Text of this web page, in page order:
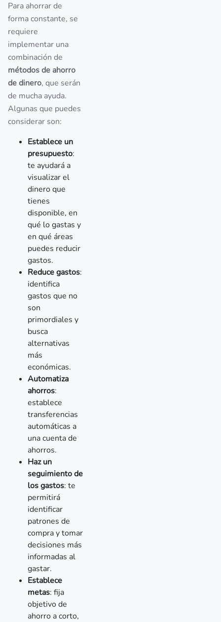
Para ahorrar de
forma constante, se
requiere
implementar una
combinación de
métodos de ahorro
de dinero, que serán
de mucha ayuda.
Algunas que puedes
considerar son:
Establece un
presupuesto:
te ayudará a
visualizar el
dinero que
tienes
disponible, en
qué lo gastas y
en qué áreas
puedes reducir
gastos.
Reduce gastos:
identifica
gastos que no
son
primordiales y
busca
alternativas
más
económicas.
Automatiza
ahorros:
establece
transferencias
automáticas a
una cuenta de
ahorros.
Haz un
seguimiento de
los gastos: te
permitirá
identificar
patrones de
compra y tomar
decisiones más
informadas al
gastar.
Establece
metas: fija
objetivo de
ahorro a corto,